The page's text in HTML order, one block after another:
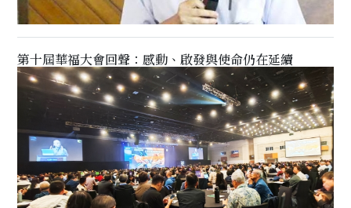
第十屆華福大會回聲：感動、啟發與使命仍在延續